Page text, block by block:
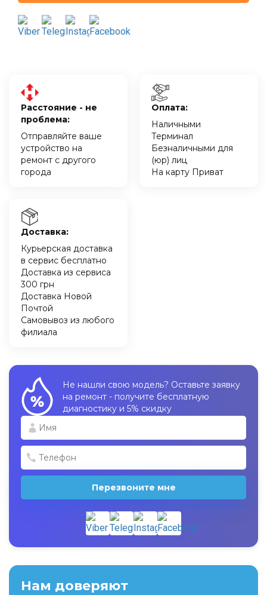
Расстояние - не
проблема:
Отправляйте ваше
устройство на
ремонт с другого
города
Оплата:
Наличными
Терминал
Безналичными для
(юр) лиц
На карту Приват
Доставка:
Курьерская доставка
в сервис бесплатно
Доставка из сервиса
300 грн
Доставка Новой
Почтой
Самовывоз из любого
филиала
Не нашли свою модель? Оставьте заявку
на ремонт - получите бесплатную
диагностику и 5% скидку
Перезвоните мне
Нам доверяют